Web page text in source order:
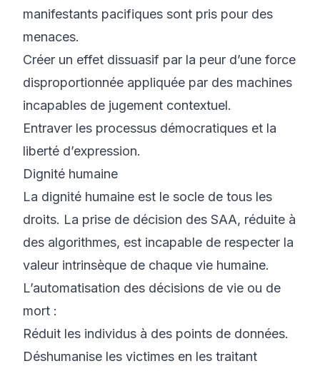
manifestants pacifiques sont pris pour des
menaces.
Créer un effet dissuasif par la peur d’une force
disproportionnée appliquée par des machines
incapables de jugement contextuel.
Entraver les processus démocratiques et la
liberté d’expression.
Dignité humaine
La dignité humaine est le socle de tous les
droits. La prise de décision des SAA, réduite à
des algorithmes, est incapable de respecter la
valeur intrinsèque de chaque vie humaine.
L’automatisation des décisions de vie ou de
mort :
Réduit les individus à des points de données.
Déshumanise les victimes en les traitant